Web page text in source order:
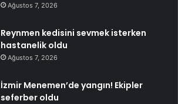
Ağustos 7, 2026
Reynmen kedisini sevmek isterken
hastanelik oldu
Ağustos 7, 2026
İzmir Menemen’de yangın! Ekipler
seferber oldu